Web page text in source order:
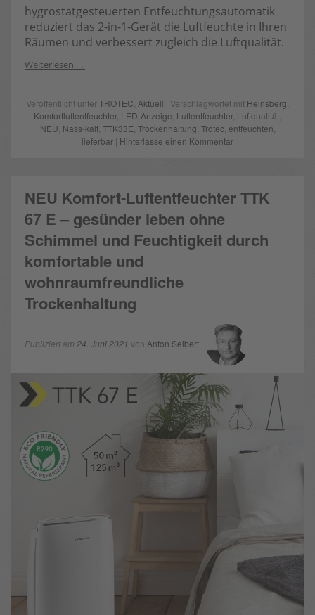
hygrostatgesteuerten Entfeuchtungsautomatik
reduziert das 2-in-1-Gerät die Luftfeuchte in Ihren
Räumen und verbessert zugleich die Luftqualität.
Weiterlesen
Veröffentlicht unterTROTEC Aktuell | Verschlagwortet mit Heinsberg
Komfortluftentfeuchter, LED-Anzeige Luftentfeuchter, Luftqualität
NEU Nass-kalt, TTK33E Trockenhaltung Trotec, entfeuchten
lieferbar | Hinterlasse einen Kommentar
NEU Komfort-Luftentfeuchter TTK
67 E – gesünder leben ohne
Schimmel und Feuchtigkeit durch
komfortable und
wohnraumfreundliche
Trockenhaltung
Publiziert am 24. Juni 2021 von Anton Seibert